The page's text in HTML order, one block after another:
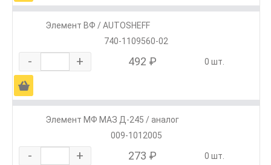
Элемент ВФ / AUTOSHEFF
740-1109560-02
- + 492 ₽ 0 шт.
Ä
Элемент МФ МАЗ Д-245 / аналог
009-1012005
- + 273 ₽ 0 шт.